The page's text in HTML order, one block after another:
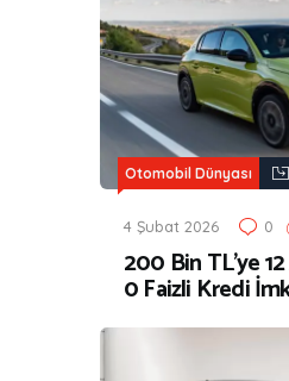
Otomobil Dünyası
4 Şubat 2026 0
200 Bin TL’ye
0 Faizli Kredi